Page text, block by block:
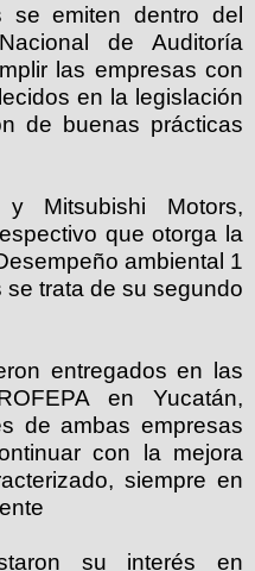
se emiten dentro del
de Auditoría
las empresas con
en la legislación
de buenas prácticas
Mitsubishi Motors,
que otorga la
ambiental 1
trata de su segundo
entregados en las
en Yucatán,
de ambas empresas
con la mejora
siempre en
su interés en